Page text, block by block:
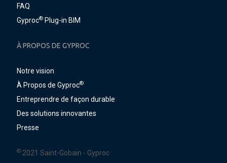
FAQ
Gyproc® Plug-in BIM
À PROPOS DE GYPROC
Notre vision
À Propos de Gyproc®
Entreprendre de façon durable
Des solutions innovantes
Presse
© 2021 Saint-Gobain - Gyproc